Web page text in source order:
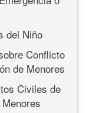
del Niño
Conflicto
de Menores
Civiles de